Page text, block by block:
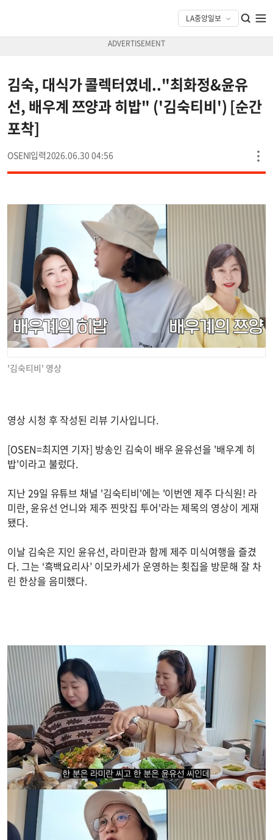
김숙, 대식가 콜렉터였네.."최화정&윤유
선, 배우계 쯔양과 히밥" ('김숙티비') [순간
포착]
OSEN 2026.06.30 04:56
'김숙티비' 영상
영상 시청 후 작성된 리뷰 기사입니다.
[OSEN=최지연 기자] 방송인 김숙이 배우 윤유선을 '배우계 히
밥'이라고 불렀다.
지난 29일 유튜브 채널 '김숙티비'에는 '이번엔 제주 다식원! 라
미란, 윤유선 언니와 제주 찐맛집 투어'라는 제목의 영상이 게재
됐다.
이날 김숙은 지인 윤유선, 라미란과 함께 제주 미식여행을 즐겼
다. 그는 ‘흑백요리사’ 이모카세가 운영하는 횟집을 방문해 잘 차
린 한상을 음미했다.